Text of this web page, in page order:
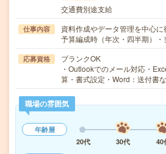
交通費別途支給
仕事内容
資料作成やデータ管理を中心に
予算編成時（年次・四半期）
応募資格
ブランクOK
・Outlookでのメール対応・
算・書式設定・Word：送付書
職場の雰囲気
年齢層
20代
30代 40